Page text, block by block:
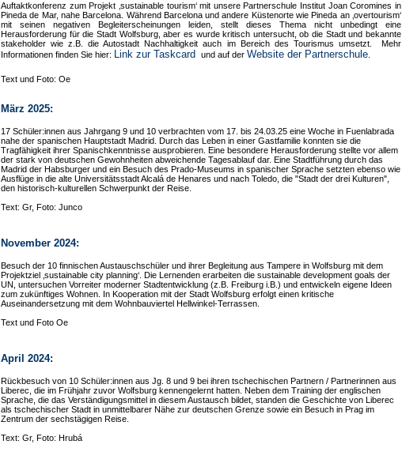
Auftaktkonferenz zum Projekt ‚sustainable tourism‘ mit unsere Partnerschule Institut Joan Coromines in
Pineda de Mar, nahe Barcelona. Während Barcelona und andere Küstenorte wie Pineda an ‚overtourism‘
mit seinen negativen Begleiterscheinungen leiden, stellt dieses Thema nicht unbedingt eine
Herausforderung für die Stadt Wolfsburg, aber es wurde kritisch untersucht, ob die Stadt und bekannte
stakeholder wie z.B. die Autostadt Nachhaltigkeit auch im Bereich des Tourismus umsetzt. Mehr
Informationen finden Sie hier: Link zur Taskcard und auf der Website der Partnerschule
Text und Foto: Oe
März 2025:
17 Schüler:innen aus Jahrgang 9 und 10 verbrachten vom 17. bis 24.03.25 eine Woche in Fuenlabrada
nahe der spanischen Hauptstadt Madrid. Durch das Leben in einer Gastfamilie konnten sie die
Tragfähigkeit ihrer Spanischkenntnisse ausprobieren. Eine besondere Herausforderung stellte vor allem
der stark von deutschen Gewohnheiten abweichende Tagesablauf dar. Eine Stadtführung durch das
Madrid der Habsburger und ein Besuch des Prado-Museums in spanischer Sprache setzten ebenso wie
Ausflüge in die alte Universitätsstadt Alcalá de Henares und nach Toledo, die "Stadt der drei Kulturen",
den historisch-kulturellen Schwerpunkt der Reise.
Text: Gr, Foto: Junco
November 2024:
Besuch der 10 finnischen Austauschschüler und ihrer Begleitung aus Tampere in Wolfsburg mit dem
Projektziel ‚sustainable city planning‘. Die Lernenden erarbeiten die sustainable development goals der
UN, untersuchen Vorreiter moderner Stadtentwicklung (z.B. Freiburg i.B.) und entwickeln eigene Ideen
zum zukünftiges Wohnen. In Kooperation mit der Stadt Wolfsburg erfolgt einen kritische
Auseinandersetzung mit dem Wohnbauviertel Hellwinkel-Terrassen.
Text und Foto Oe
April 2024:
Rückbesuch von 10 Schüler:innen aus Jg. 8 und 9 bei ihren tschechischen Partnern / Partnerinnen aus
Liberec, die im Frühjahr zuvor Wolfsburg kennengelernt hatten. Neben dem Training der englischen
Sprache, die das Verständigungsmittel in diesem Austausch bildet, standen die Geschichte von Liberec
als tschechischer Stadt in unmittelbarer Nähe zur deutschen Grenze sowie ein Besuch in Prag im
Zentrum der sechstägigen Reise.
Text: Gr, Foto: Hrubá